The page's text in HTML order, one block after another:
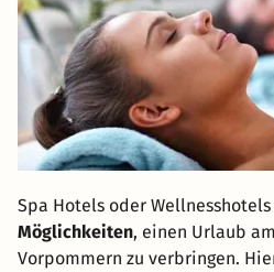
Spa Hotels oder Wellnesshotels
Möglichkeiten, einen Urlaub
Vorpommern zu verbringen.